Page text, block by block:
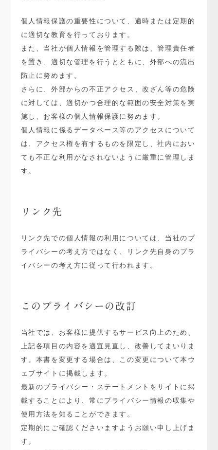
個人情報保護の重要性について、適時または定期的
に適切な教育を行っております。
また、当社が個人情報を管理する際は、管理責任者
を置き、適切な管理を行うとともに、外部への流出
防止に努めます。
さらに、外部からの不正アクセス、改ざん等の危険
に対しては、適切かつ合理的な範囲の安全対策を実
施し、お客様の個人情報保護に努めます。
個人情報に係るデータベース等のアクセスについて
は、アクセス権を有するものを限定し、社内におい
ても不正な利用がなされないように厳重に管理しま
す。
リンク先
リンク先での個人情報の利用については、当社のプ
ライバシーの考え方ではなく、リンク先自身のプラ
イバシーの考え方に従って行われます。
このプライバシーの改訂
当社では、お客様に提供するサービス向上のため、
上記各項目の内容を適宜見直し、改善してまいりま
す。本書を変更する場合は、この変更について本ウ
ェブサイトに掲載します。
最新のプライバシー・ステートメントをサイトに掲
載することにより、常にプライバシー情報の収集や
使用方法を知ることができます。
定期的にご確認くださいますようお願い申し上げま
す。